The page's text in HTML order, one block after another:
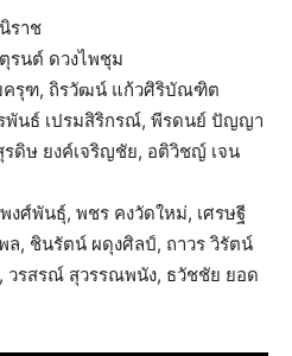
ราช
รนต์ ดวงไพชุม
ครุฑ, ถิรวัฒน์ แก้วศิริบัณฑิต
นธ์ เปรมสิริกรณ์, พีรดนย์ ปัญญา
ดิษ ยงค์เจริญชัย, อติวิชญ์ เจน
งศ์พันธุ์, พชร คงวัดใหม่, เศรษฐี
ล, ชินรัตน์ ผดุงศิลป์, ถาวร วิรัตน์
รสรณ์ สุวรรณพนัง, ธวัชชัย ยอด